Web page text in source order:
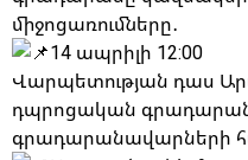
միջոցառումները․
14 ապրիլի 12:00
Վարպետության դաս
դպրոցական
գրադարանավարների